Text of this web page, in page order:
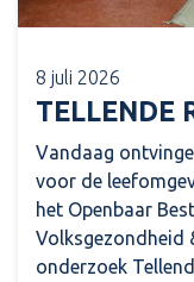
8 juli 2026
TELLENDE
Vandaag
voor de
het Openbaar
Volksgezondheid
onderzoek